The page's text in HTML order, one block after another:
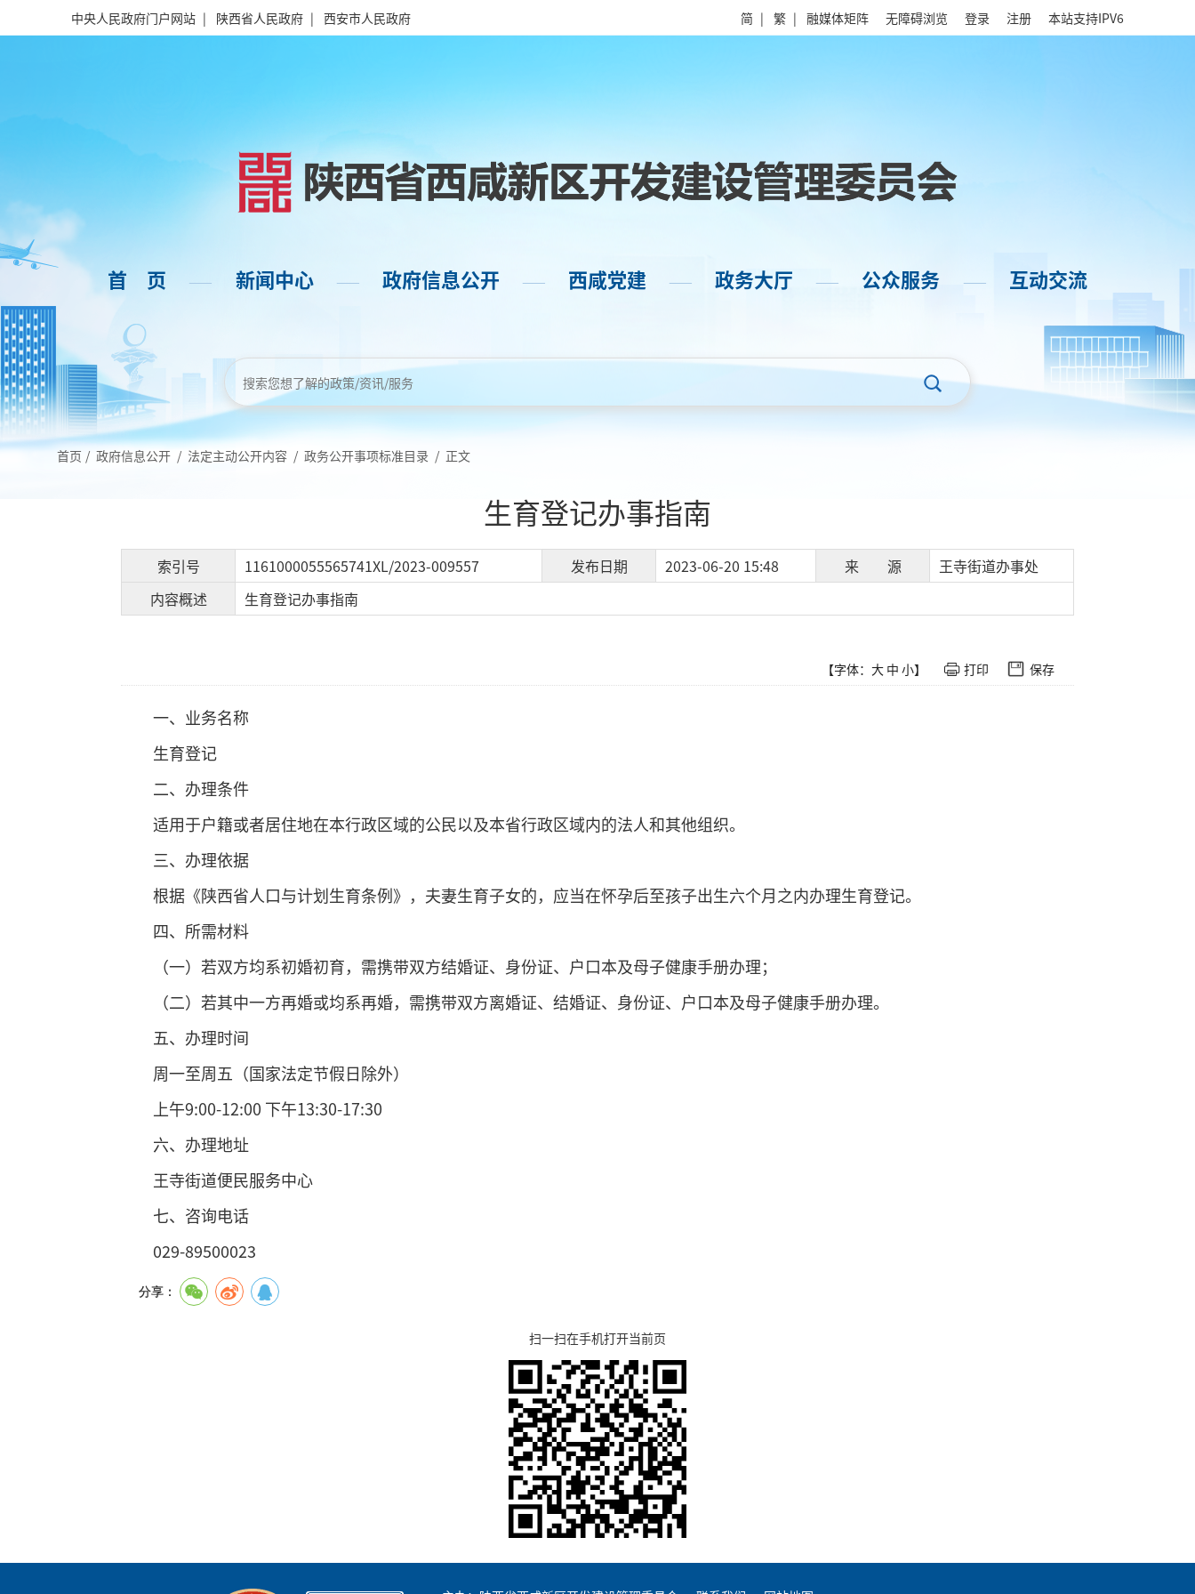
中央人民政府门户网站 | 陕西省人民政府 | 西安市人民政府 简 | 繁 | 融媒体矩阵 无障碍浏览 登录 注册 本站支持IPV6
首 页 —— 新闻中心 —— 政府信息公开 —— 西咸党建 —— 政务大厅 —— 公众服务 —— 互动交流
首页 / 政府信息公开 / 法定主动公开内容 / 政务公开事项标准目录 / 正文
生育登记办事指南
索引号 1161000055565741XL/2023-009557 发布日期 2023-06-20 15:48 来 源
王寺街道办事处
内容概述
生育登记办事指南
【字体： 大 中 小】 打印 保存
一、业务名称
生育登记
二、办理条件
适用于户籍或者居住地在本行政区域的公民以及本省行政区域内的法人和其他组织。
三、办理依据
根据《陕西省人口与计划生育条例》，夫妻生育子女的，应当在怀孕后至孩子出生六个月之内办理生育登记。
四、所需材料
（一）若双方均系初婚初育，需携带双方结婚证、身份证、户口本及母子健康手册办理；
（二）若其中一方再婚或均系再婚，需携带双方离婚证、结婚证、身份证、户口本及母子健康手册办理。
五、办理时间
周一至周五（国家法定节假日除外）
上午9:00-12:00 下午13:30-17:30
六、办理地址
王寺街道便民服务中心
七、咨询电话
029-89500023
分享：
扫一扫在手机打开当前页